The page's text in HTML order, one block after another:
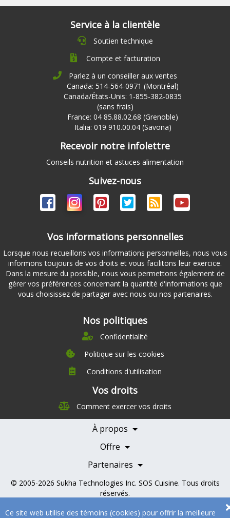
Ce site web utilise des témoins (cookies) pour offrir la meilleure
Service à la clientèle
Soutien technique
Compte et facturation
Parlez à un conseiller aux ventes
Canada: 514-564-0971 (Montréal)
Canada/États-Unis: 1-855-382-0835
(sans frais)
France: 04 85.88.02.68 (Grenoble)
Italia: 019 910.00.04 (Savona)
Recevoir notre infolettre
Conseils nutrition et astuces alimentation
Suivez-nous
Vos informations personnelles
Lorsque nous recueillons vos informations personnelles, nous vous
informons toujours de vos droits et vous facilitons leur exercice.
Dans la mesure du possible, nous vous permettons également de
gérer vos préférences concernant la quantité d'informations que
vous choisissez de partager avec nous ou nos partenaires.
Nos politiques
Confidentialité
Politique sur les cookies
Conditions d'utilisation
Vos droits
Comment exercer vos droits
À propos
À propos
Nutrition
Offre
Témoignages
Partenaires
Nos partenaires
Devenir Partenaire
Professionnels de la santé
© 2005-2026 Sukha Technologies Inc. SOS Cuisine. Tous droits
réservés.